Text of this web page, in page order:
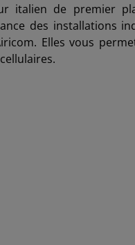
italien de premier
des installations
Elles vous